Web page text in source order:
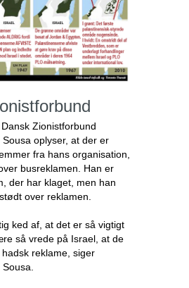
Zionistforbund
oplyser, at der er
fra hans organisation,
busreklamen. Han er
der har klaget, men han
over reklamen.
ked af, at det er så vigtigt
så vrede på Israel, at de
reklame, siger